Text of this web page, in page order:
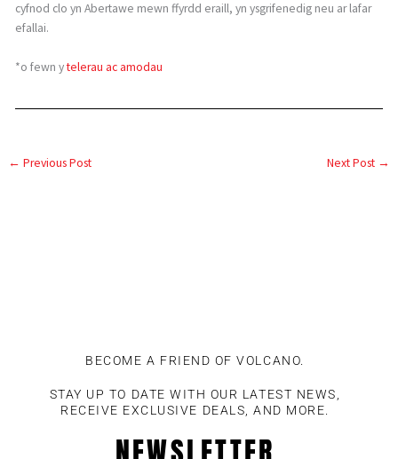
cyfnod clo yn Abertawe mewn ffyrdd eraill, yn ysgrifenedig neu ar lafar
efallai.
*o fewn ytelerau ac amodau
← Previous Post Next Post →
BECOME A FRIEND OF VOLCANO.
STAY UP TO DATE WITH OUR LATEST NEWS,
RECEIVE EXCLUSIVE DEALS, AND MORE.